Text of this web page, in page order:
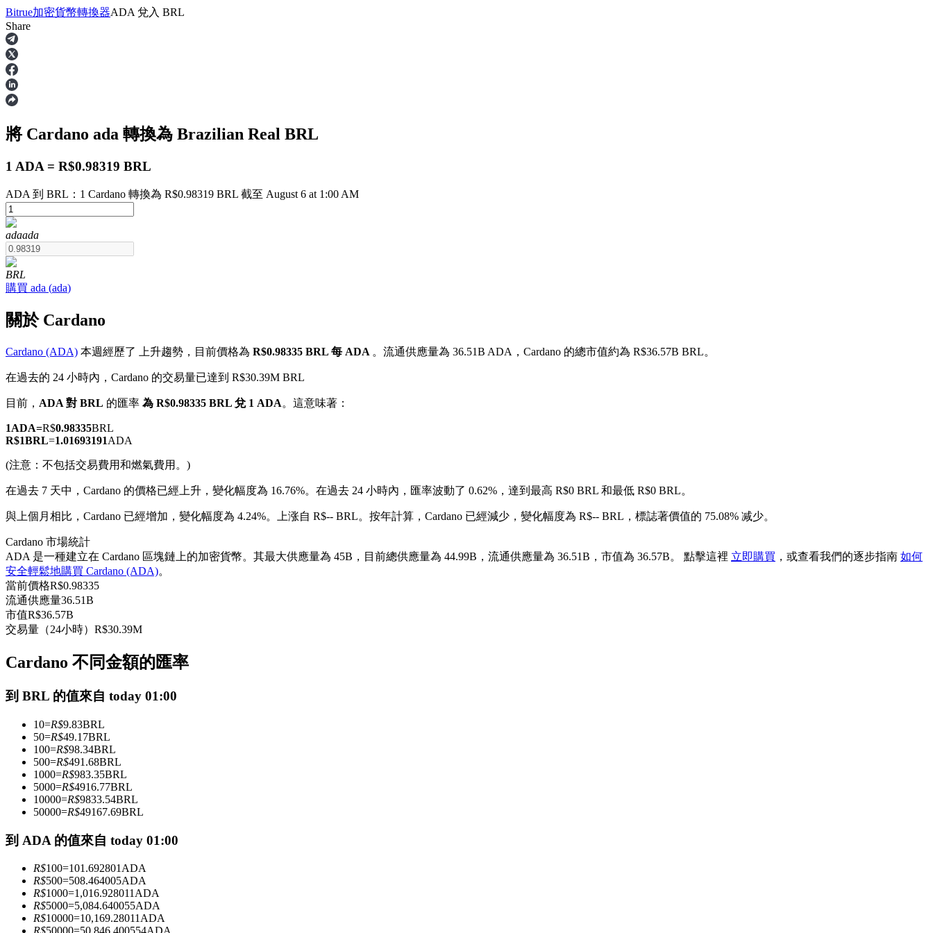
合約
多種以USDT結算的永續合約
TradFi
美股、外匯、貴金屬及大宗商品衍生性商品
USDC永續
多種以USDC結算的永續合約
跟單
與頂尖交易專家同行
Bitrue加密貨幣轉換器ADA 兌入 BRL
Share
將 Cardano ada 轉換為 Brazilian Real BRL
1 ADA = R$0.98319 BRL
ADA 到 BRL：1 Cardano 轉換為 R$0.98319 BRL 截至 August 6 at 1:00 AM
adaada
BRL
購買 ada (ada)
關於 Cardano
Cardano (ADA) 本週經歷了 上升趨勢，目前價格為 R$0.98335 BRL 每 ADA 。流通供應量為 36.51B ADA，Cardano 的總市值約為 R$36.57B BRL。
在過去的 24 小時內，Cardano 的交易量已達到 R$30.39M BRL
目前， ADA 對 BRL 的匯率 為 R$0.98335 BRL 兌 1 ADA。這意味著：
1ADA=R$0.98335BRL
R$1BRL=1.01693191ADA
(注意：不包括交易費用和燃氣費用。)
在過去 7 天中，Cardano 的價格已經上升，變化幅度為 16.76%。 在過去 24 小時內，匯率波動了 0.62%，達到最高 R$0 BRL 和最低 R$0 BRL。
與上個月相比，Cardano 已經增加，變化幅度為 4.24%。上涨自 R$-- BRL。 按年計算，Cardano 已經減少，變化幅度為 R$-- BRL，標誌著價值的 75.08% 减少。
Cardano 市場統計
ADA 是一種建立在 Cardano 區塊鏈上的加密貨幣。其最大供應量為 45B，目前總供應量為 44.99B，流通供應量為 36.51B，市值為 36.57B。 點擊這裡 立即購買 ，或查看我們的逐步指南 如何
安全輕鬆地購買 Cardano (ADA)。
當前價格R$0.98335
流通供應量36.51B
市值R$36.57B
交易量（24小時） R$30.39M
Cardano 不同金額的匯率
到 BRL 的值來自 today 01:00
10=R$9.83BRL
50=R$49.17BRL
100=R$98.34BRL
500=R$491.68BRL
1000=R$983.35BRL
5000=R$4916.77BRL
10000=R$9833.54BRL
50000=R$49167.69BRL
到 ADA 的值來自 today 01:00
R$100=101.692801 ADA
R$500=508.464005ADA
R$1000=1,016.928011 ADA
R$5000=5,084.640055ADA
R$10000=10,169.28011 ADA